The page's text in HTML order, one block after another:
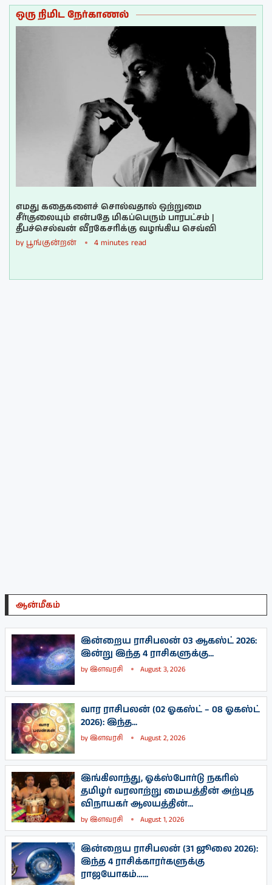
ஒரு நிமிட நேர்காணல்
எமது கதைகளைச் சொல்வதால் ஒற்றுமை
சீர்குலையும் என்பதே மிகப்பெரும் பாரபட்சம் |
தீபச்செல்வன் வீரகேசரிக்கு வழங்கிய செவ்வி
by பூங்குன்றன் 4 minutes read
ஆன்மீகம்
இன்றைய ராசிபலன் 03 ஆகஸ்ட் 2026:
இன்று இந்த 4 ராசிகளுக்கு...
byஇளவரசி August 3, 2026
வார ராசிபலன் (02 ஓகஸ்ட் – 08 ஓகஸ்ட்
2026): இந்த...
byஇளவரசி August 2, 2026
இங்கிலாந்து, ஓக்ஸ்போர்டு நகரில்
தமிழர் வரலாற்று மையத்தின் அற்புத
விநாயகர் ஆலயத்தின்...
byஇளவரசி August 1, 2026
இன்றைய ராசிபலன் (31 ஜூலை 2026):
இந்த 4 ராசிக்காரர்களுக்கு
ராஜயோகம்…...